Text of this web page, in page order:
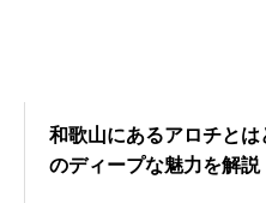
和歌山にあるアロチと
のディープな魅力を解説